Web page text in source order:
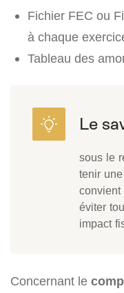
Fichier FEC ou
à chaque
Tableau des
sous le
tenir
éviter
impact
Concernant le